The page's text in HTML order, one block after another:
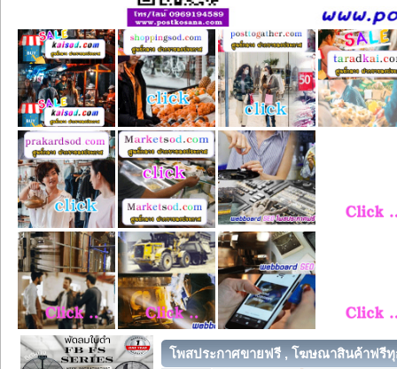
โพสประกาศขายฟรี , โฆษณาสินค้าฟรี